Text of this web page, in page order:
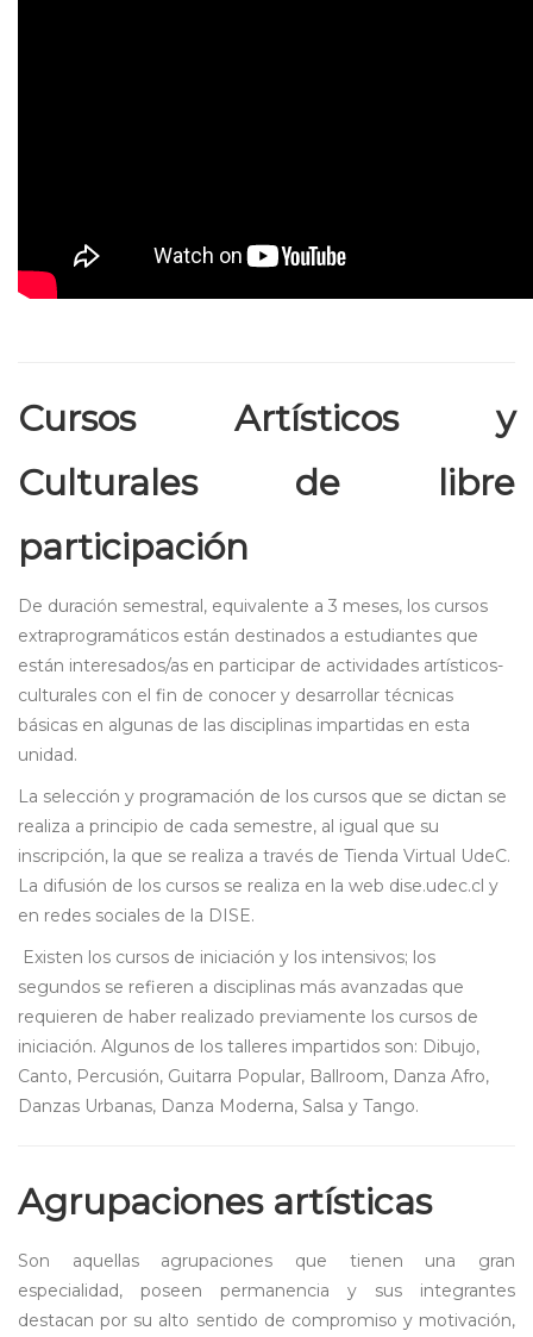
Cursos Artísticos y
Culturales de libre
participación
De duración semestral, equivalente a 3 meses, los cursos
extraprogramáticos están destinados a estudiantes que
están interesados/as en participar de actividades artísticos-
culturales con el fin de conocer y desarrollar técnicas
básicas en algunas de las disciplinas impartidas en esta
unidad.
La selección y programación de los cursos que se dictan se
realiza a principio de cada semestre, al igual que su
inscripción, la que se realiza a través de Tienda Virtual UdeC.
La difusión de los cursos se realiza en la web dise.udec.cl y
en redes sociales de la DISE.
Existen los cursos de iniciación y los intensivos; los
segundos se refieren a disciplinas más avanzadas que
requieren de haber realizado previamente los cursos de
iniciación. Algunos de los talleres impartidos son: Dibujo,
Canto, Percusión, Guitarra Popular, Ballroom, Danza Afro,
Danzas Urbanas, Danza Moderna, Salsa y Tango.
Agrupaciones artísticas
Son aquellas agrupaciones que tienen una gran
especialidad, poseen permanencia y sus integrantes
destacan por su alto sentido de compromiso y motivación,